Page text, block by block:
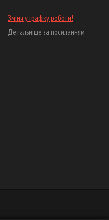
Зміни у графіку роботи!
Детальніше за посиланням